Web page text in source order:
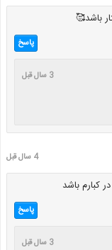
باشد🥰
پاسخ
3 سال قبل
4 سال قبل
کبارم باشد
پاسخ
3 سال قبل